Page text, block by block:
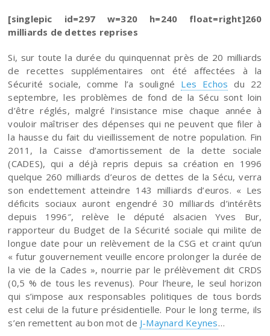
[singlepic id=297 w=320 h=240 float=right]260
milliards de dettes reprises
Si, sur toute la durée du quinquennat près de 20 milliards
de recettes supplémentaires ont été affectées à la
Sécurité sociale, comme l’a souligné Les Echos du 22
septembre, les problèmes de fond de la Sécu sont loin
d’être réglés, malgré l’insistance mise chaque année à
vouloir maîtriser des dépenses qui ne peuvent que filer à
la hausse du fait du vieillissement de notre population. Fin
2011, la Caisse d’amortissement de la dette sociale
(CADES), qui a déjàrepris depuis sa création en 1996
quelque 260 milliards d’euros de dettes de la Sécu, verra
son endettement atteindre 143 milliards d’euros. « Les
déficits sociaux auront engendré 30 milliards d’intérêts
depuis 1996″, relève le député alsacien Yves Bur,
rapporteur du Budget de la Sécurité sociale qui milite de
longue date pour un relèvement de la CSG et craintqu’un
« futur gouvernement veuille encore prolonger la durée de
la vie de la Cades », nourrie par le prélèvement dit CRDS
(0,5 % de tous les revenus). Pour l’heure, le seul horizon
qui s’impose aux responsables politiques de tous bords
est celui de la future présidentielle. Pour le long terme, ils
s’en remettent au bon mot de J-Maynard Keynes…